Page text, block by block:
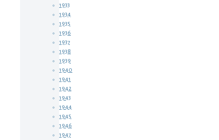
1933
1934
1935
1936
1937
1938
1939
1940
1941
1942
1943
1944
1945
1946
1947